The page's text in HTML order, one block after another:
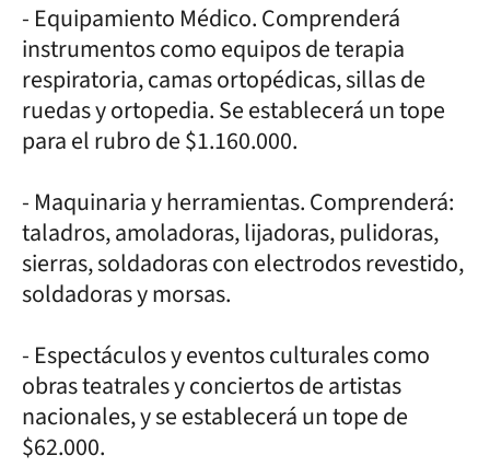
- Equipamiento Médico. Comprenderá
instrumentos como equipos de terapia
respiratoria, camas ortopédicas, sillas de
ruedas y ortopedia. Se establecerá un tope
para el rubro de $1.160.000.
- Maquinaria y herramientas. Comprenderá:
taladros, amoladoras, lijadoras, pulidoras,
sierras, soldadoras con electrodos revestido,
soldadoras y morsas.
- Espectáculos y eventos culturales como
obras teatrales y conciertos de artistas
nacionales, y se establecerá un tope de
$62.000.